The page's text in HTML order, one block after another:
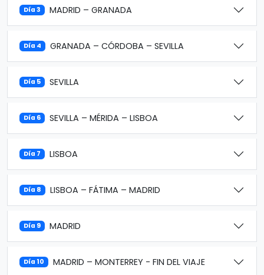
Día 3 MADRID – GRANADA
Día 4 GRANADA – CÓRDOBA – SEVILLA
Día 5 SEVILLA
Día 6 SEVILLA – MÉRIDA – LISBOA
Día 7 LISBOA
Día 8 LISBOA – FÁTIMA – MADRID
Día 9 MADRID
Día 10 MADRID – MONTERREY - FIN DEL VIAJE